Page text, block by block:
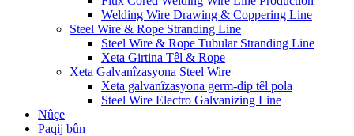
Welding Wire Drawing & Coppering Line
Steel Wire & Rope Stranding Line
Steel Wire & Rope Tubular Stranding Line
Xeta Girtina Têl & Rope
Xeta Galvanîzasyona Steel Wire
Xeta galvanîzasyona germ-dip têl pola
Steel Wire Electro Galvanizing Line
Nûçe
Paqij bûn